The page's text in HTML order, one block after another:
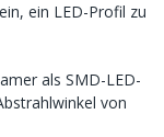
ein LED-Profil zu
als SMD-LED-
von